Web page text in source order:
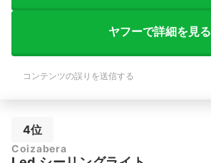
ヤフーで詳細を見る
コンテンツの誤りを送信する
4位
Coizabera